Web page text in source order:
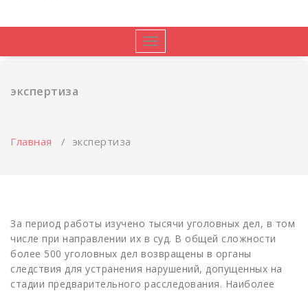
Показать/
Скрыть
экспертиза
Главная / экспертиза
За период работы изучено тысячи уголовных дел, в том
числе при направлении их в суд. В общей сложности
более 500 уголовных дел возвращены в органы
следствия для устранения нарушений, допущенных на
стадии предварительного расследования. Наиболее